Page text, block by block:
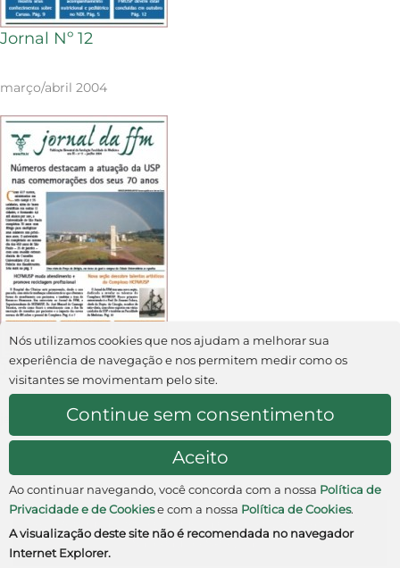
Jornal Nº 12
março/abril 2004
Jornal Nº 11
janeiro/fevereiro 2004
São Paulo • SP • Brasil
Nós utilizamos cookies que nos ajudam a melhorar sua
experiência de navegação e nos permitem medir como os
visitantes se movimentam pelo site.
Ao continuar navegando, você concorda com a nossa Política de
Privacidade e de Cookiese com a nossa Política de Cookies.
A visualização deste site não é recomendada no navegador
Internet Explorer.
Aceito
Continue sem consentimento